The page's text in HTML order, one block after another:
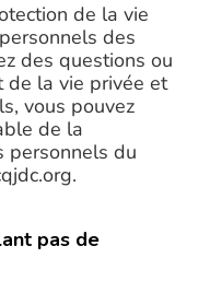
de la vie
des
des questions ou
de la vie privée et
vous pouvez
de la
personnels du
pas de